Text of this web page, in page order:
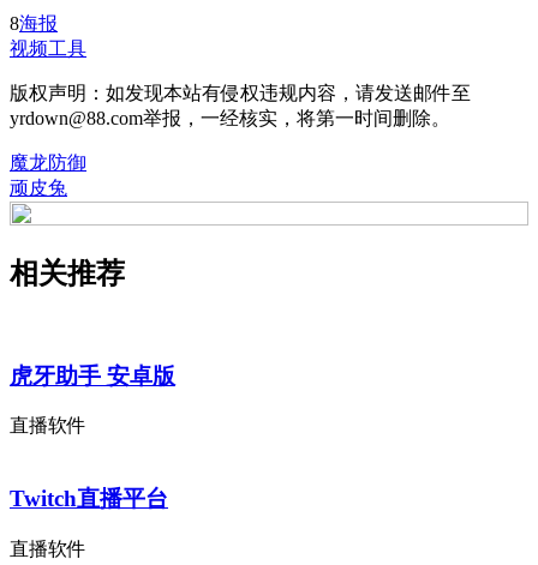
8海报
视频工具
版权声明：如发现本站有侵权违规内容，请发送邮件至
yrdown@88.com举报，一经核实，将第一时间删除。
魔龙防御
顽皮兔
相关推荐
虎牙助手 安卓版
直播软件
Twitch直播平台
直播软件